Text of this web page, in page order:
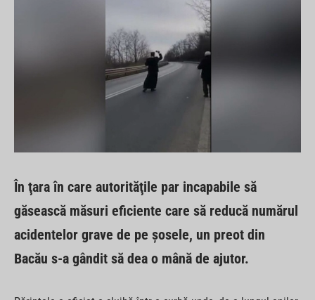
În ţara în care autorităţile par incapabile să
găsească măsuri eficiente care să reducă numărul
acidentelor grave de pe şosele, un preot din
Bacău s-a gândit să dea o mână de ajutor.